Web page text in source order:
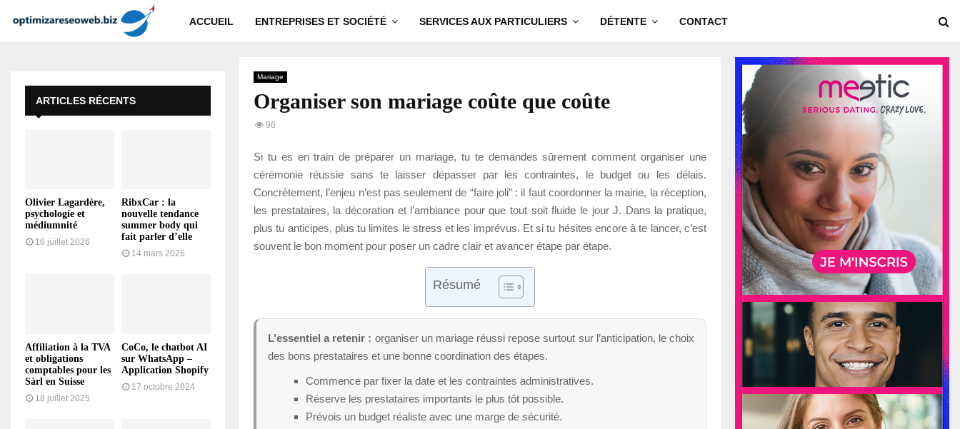
ACCUEIL ENTREPRISES ET SOCIÉTÉ SERVICES AUX PARTICULIERS DÉTENTE CONTACT
Mariage
Organiser son mariage coûte que coûte
96
Si tu es en train de préparer un mariage, tu te demandes sûrement comment organiser une
cérémonie réussie sans te laisser dépasser par les contraintes, le budget ou les délais.
Concrètement, l’enjeu n’est pas seulement de “faire joli” : il faut coordonner la mairie, la réception,
les prestataires, la décoration et l’ambiance pour que tout soit fluide le jour J. Dans la pratique,
plus tu anticipes, plus tu limites le stress et les imprévus. Et si tu hésites encore à te lancer, c’est
souvent le bon moment pour poser un cadre clair et avancer étape par étape.
Résumé
L’essentiel a retenir : organiser un mariage réussi repose surtout sur l’anticipation, le choix
des bons prestataires et une bonne coordination des étapes.
Commence par fixer la date et les contraintes administratives.
Réserve les prestataires importants le plus tôt possible.
Prévois un budget réaliste avec une marge de sécurité.
ARTICLES RÉCENTS
Olivier Lagardère,
psychologie et
médiumnité
16 juillet 2026
RibxCar : la
nouvelle tendance
summer body qui
fait parler d’elle
14 mars 2026
Affiliation à la TVA
et obligations
comptables pour les
Sàrl en Suisse
18 juillet 2025
CoCo, le chatbot AI
sur WhatsApp –
Application Shopify
17 octobre 2024